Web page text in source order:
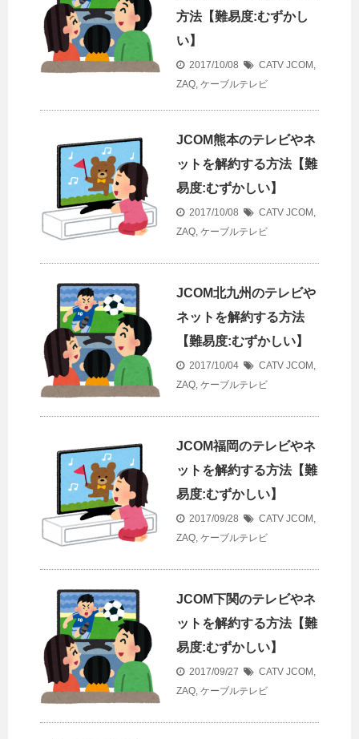
方法【難易度:むずかし
い】
2017/10/08 CATV JCOM ,
ZAQ, ケーブルテレビ
JCOM熊本のテレビやネ
ットを解約する方法【難
易度:むずかしい】
2017/10/08 CATV JCOM ,
ZAQ, ケーブルテレビ
JCOM北九州のテレビや
ネットを解約する方法
【難易度:むずかしい】
2017/10/04 CATV JCOM ,
ZAQ, ケーブルテレビ
JCOM福岡のテレビやネ
ットを解約する方法【難
易度:むずかしい】
2017/09/28 CATV JCOM ,
ZAQ, ケーブルテレビ
JCOM下関のテレビやネ
ットを解約する方法【難
易度:むずかしい】
2017/09/27 CATV JCOM ,
ZAQ, ケーブルテレビ